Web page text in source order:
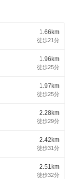
1.66km
徒歩21分
1.96km
徒歩25分
1.97km
徒歩25分
2.28km
徒歩29分
2.42km
徒歩31分
2.51km
徒歩32分